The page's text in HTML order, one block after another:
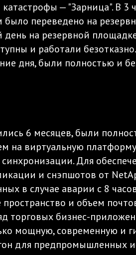
— "Зарница". В
было переведено на
день на резервной
и работали
дня, были полностью и
6 месяцев, были
на виртуальную
Для
и снэпшотов от
в случае аварии с 8
и объем
бизнес-
мощную, современную и
для предпромышленных